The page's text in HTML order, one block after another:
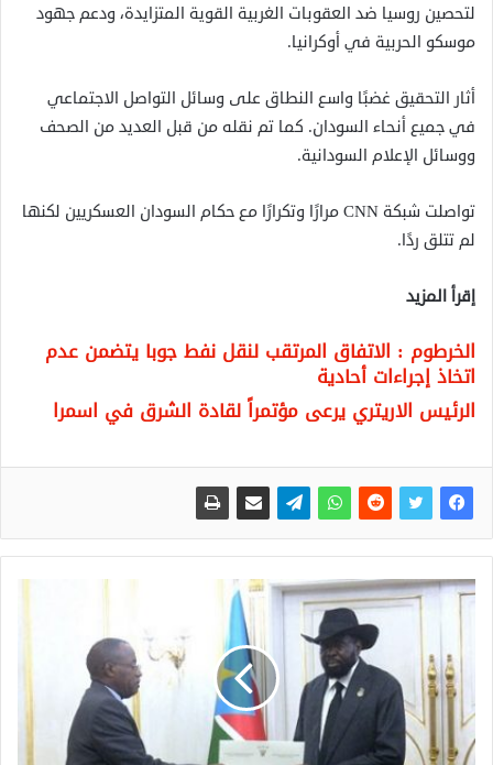
لتحصين روسيا ضد العقوبات الغربية القوية المتزايدة، ودعم جهود
موسكو الحربية في أوكرانيا.
أثار التحقيق غضبًا واسع النطاق على وسائل التواصل الاجتماعي
في جميع أنحاء السودان. كما تم نقله من قبل العديد من الصحف
ووسائل الإعلام السودانية.
تواصلت شبكة CNN مرارًا وتكرارًا مع حكام السودان العسكريين لكنها
لم تتلق ردًا.
إقرأ المزيد
الخرطوم : الاتفاق المرتقب لنقل نفط جوبا يتضمن عدم
اتخاذ إجراءات أحادية
الرئيس الاريتري يرعى مؤتمراً لقادة الشرق في اسمرا